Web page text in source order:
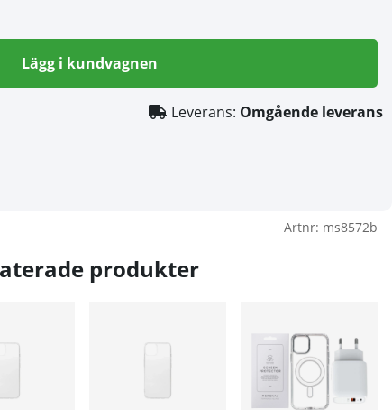
Lägg i kundvagnen
Leverans: Omgående leverans
Artnr: ms8572b
produkter